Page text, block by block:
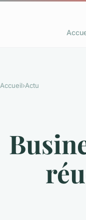
Accueil›Actu